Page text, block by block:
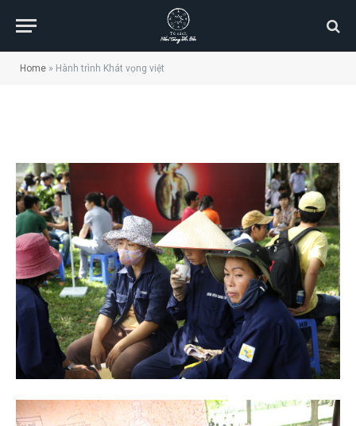
Home » Hành trình Khát vọng việt
Hành trình Khát vọng việt